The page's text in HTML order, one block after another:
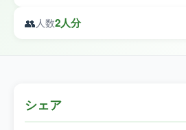
👥人数2人分
シェア